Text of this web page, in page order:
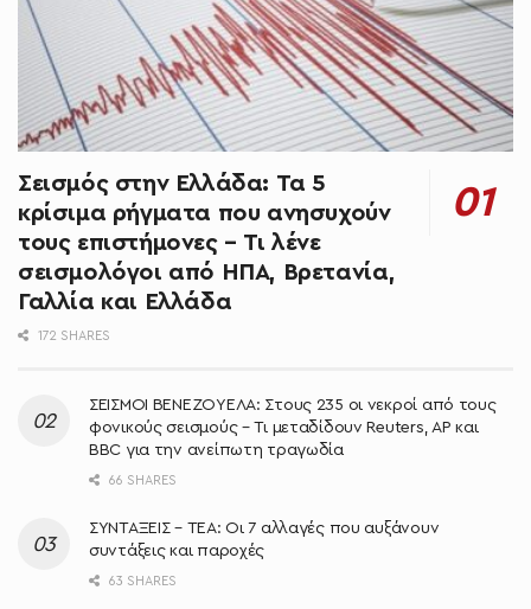
Σεισμός στην Ελλάδα: Τα 5
κρίσιμα ρήγματα που ανησυχούν
τους επιστήμονες – Τι λένε
σεισμολόγοι από ΗΠΑ, Βρετανία,
Γαλλία και Ελλάδα
172 SHARES
ΣΕΙΣΜΟΙ ΒΕΝΕΖΟΥΕΛΑ: Στους 235 οι νεκροί από τους
φονικούς σεισμούς – Τι μεταδίδουν Reuters, AP και
BBC για την ανείπωτη τραγωδία
66 SHARES
ΣΥΝΤΑΞΕΙΣ – ΤΕΑ: Οι 7 αλλαγές που αυξάνουν
συντάξεις και παροχές
63 SHARES